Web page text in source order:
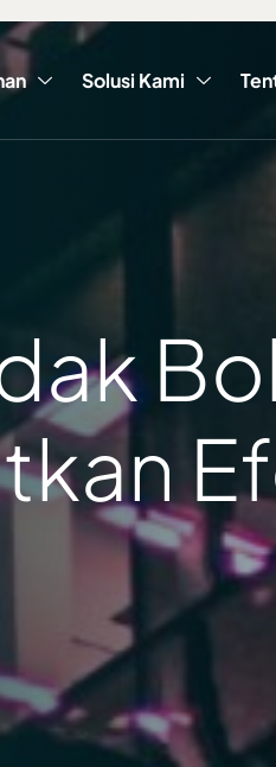
Solusi Kami